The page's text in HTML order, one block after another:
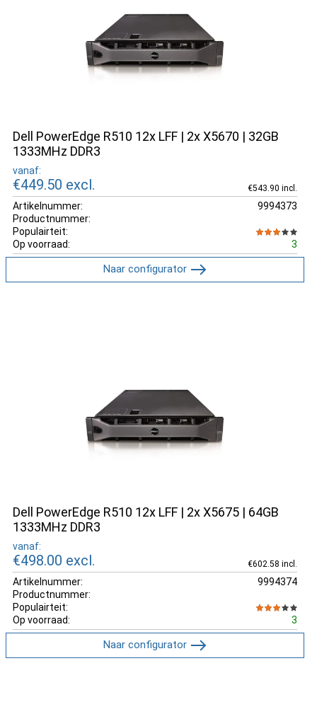
Dell PowerEdge R510 12x LFF | 2x X5670 | 32GB
1333MHz DDR3
vanaf:
€449.50 excl. €543.90 incl.
Artikelnummer:
9994373
Productnummer:
Populairteit:
Op voorraad:
3
Naar configurator
Dell PowerEdge R510 12x LFF | 2x X5675 | 64GB
1333MHz DDR3
vanaf:
€498.00 excl. €602.58 incl.
Artikelnummer:
9994374
Productnummer:
Populairteit:
Op voorraad:
3
Naar configurator